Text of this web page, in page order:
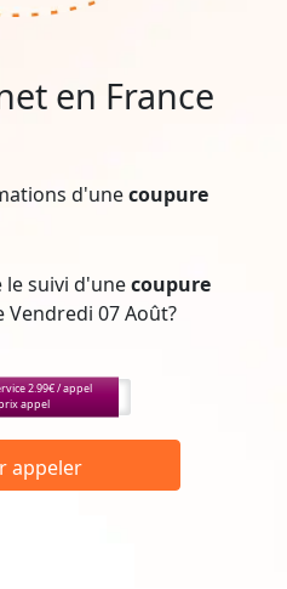
en France
d'unecoupure
suivi d'unecoupure
Vendredi 07 Août?
2.99€ / appel
appel
appeler